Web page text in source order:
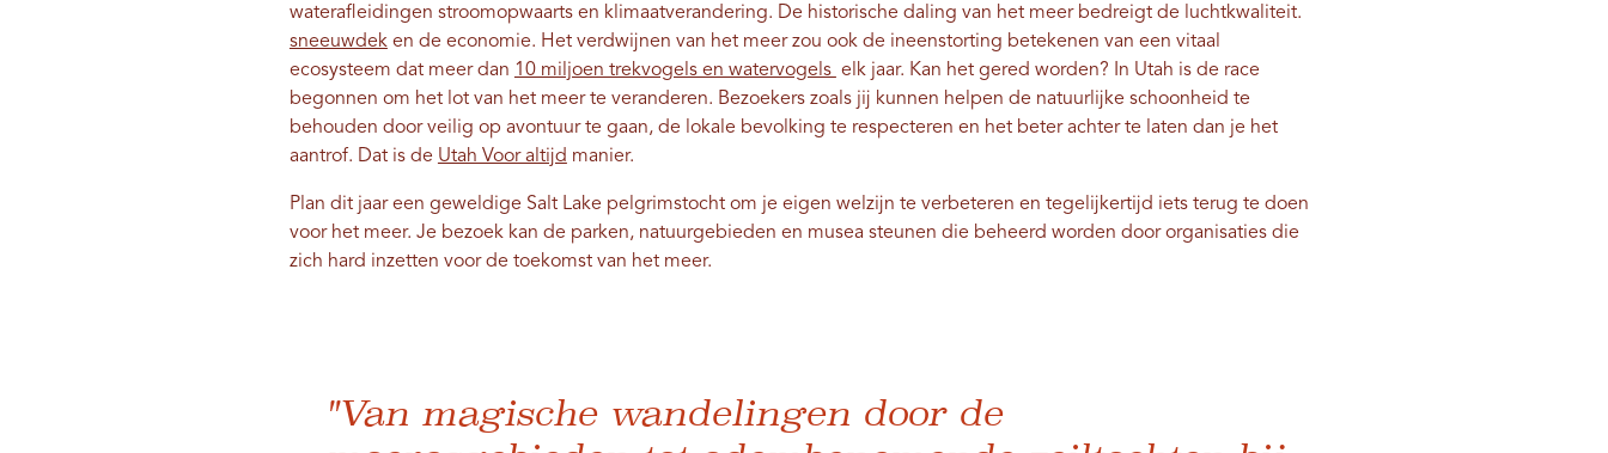
waterafleidingen stroomopwaarts en klimaatverandering. De historische daling van het meer bedreigt de luchtkwaliteit.
sneeuwdeken de economie. Het verdwijnen van het meer zou ook de ineenstorting betekenen van een vitaal
ecosysteem dat meer dan 10 miljoen trekvogels en watervogels elk jaar. Kan het gered worden? In Utah is de race
begonnen om het lot van het meer te veranderen. Bezoekers zoals jij kunnen helpen de natuurlijke schoonheid te
behouden door veilig op avontuur te gaan, de lokale bevolking te respecteren en het beter achter te laten dan je het
aantrof. Dat is de Utah Voor altijd manier.
Plan dit jaar een geweldige Salt Lake pelgrimstocht om je eigen welzijn te verbeteren en tegelijkertijd iets terug te doen
voor het meer. Je bezoek kan de parken, natuurgebieden en musea steunen die beheerd worden door organisaties die
zich hard inzetten voor de toekomst van het meer.
"Van magische wandelingen door de